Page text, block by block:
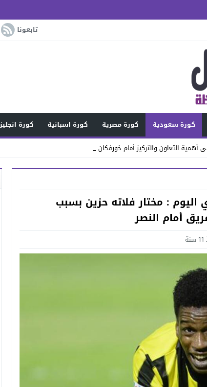
تابعونا
كورة سعودية كورة مصرية كورة اسبانية كورة
أهمية التعاون والتركيز أمام خورفكان
اليوم : مختار فلاته حزين بسبب
أمام النصر